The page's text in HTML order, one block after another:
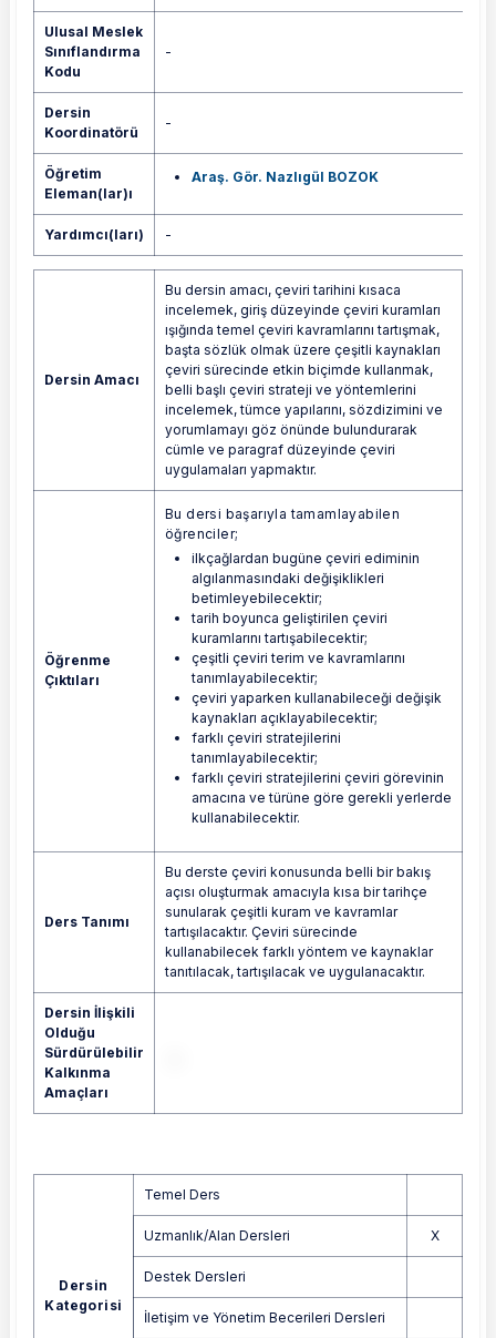
Ulusal Meslek
Sınıflandırma
Kodu
-
Dersin
Koordinatörü
-
Öğretim
Eleman(lar)ı
Araş. Gör. Nazlıgül BOZOK
Yardımcı(ları) -
Dersin Amacı
Bu dersin amacı, çeviri tarihini kısaca
incelemek, giriş düzeyinde çeviri kuramları
ışığında temel çeviri kavramlarını tartışmak,
başta sözlük olmak üzere çeşitli kaynakları
çeviri sürecinde etkin biçimde kullanmak,
belli başlı çeviri strateji ve yöntemlerini
incelemek, tümce yapılarını, sözdizimini ve
yorumlamayı göz önünde bulundurarak
cümle ve paragraf düzeyinde çeviri
uygulamaları yapmaktır.
Öğrenme
Çıktıları
Bu dersi başarıyla tamamlayabilen
öğrenciler;
ilkçağlardan bugüne çeviri ediminin
algılanmasındaki değişiklikleri
betimleyebilecektir;
tarih boyunca geliştirilen çeviri
kuramlarını tartışabilecektir;
çeşitli çeviri terim ve kavramlarını
tanımlayabilecektir;
çeviri yaparken kullanabileceği değişik
kaynakları açıklayabilecektir;
farklı çeviri stratejilerini
tanımlayabilecektir;
farklı çeviri stratejilerini çeviri görevinin
amacına ve türüne göre gerekli yerlerde
kullanabilecektir.
Ders Tanımı
Bu derste çeviri konusunda belli bir bakış
açısı oluşturmak amacıyla kısa bir tarihçe
sunularak çeşitli kuram ve kavramlar
tartışılacaktır. Çeviri sürecinde
kullanabilecek farklı yöntem ve kaynaklar
tanıtılacak, tartışılacak ve uygulanacaktır.
Dersin İlişkili
Olduğu
Sürdürülebilir
Kalkınma
Amaçları
Dersin
Kategorisi
Temel Ders
Uzmanlık/Alan Dersleri X
Destek Dersleri
İletişim ve Yönetim Becerileri Dersleri